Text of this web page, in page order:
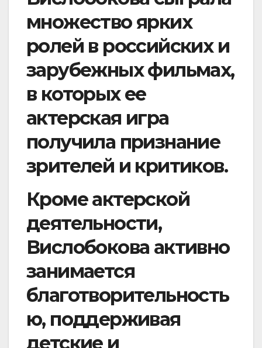
множество ярких
ролей в российских и
зарубежных фильмах,
в которых ее
актерская игра
получила признание
зрителей и критиков.
Кроме актерской
деятельности,
Вислобокова активно
занимается
благотворительность
ю, поддерживая
детские и